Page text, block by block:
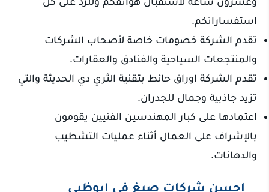
استفساراتكم.
تقدم الشركة خصومات خاصة لأصحاب الشركات
والمنتجعات السياحية والفنادق والعقارات.
تقدم الشركة اوراق حائط بتقنية الثري دي الحديثة والتي
تزيد جاذبية وجمال للجدران.
اعتمادها على كبار المهندسين الفنيين يقومون
بالإشراف على العمال أثناء عمليات التشطيب
والدهانات.
احسن شركات صبغ في ابوظبي